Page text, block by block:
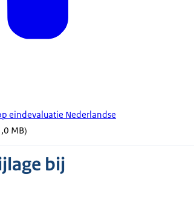
eindevaluatie Nederlandse
MB)
bij